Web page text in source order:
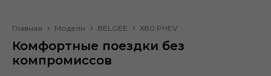
Кроссовер
Главная Модели BELGEE X80 PHEV
Комфортные поездки без
компромиссов